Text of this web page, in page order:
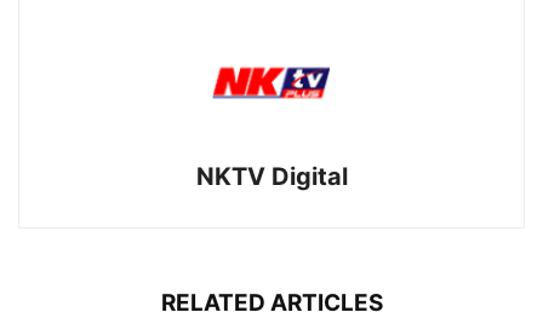
NKTV Digital
RELATED ARTICLES